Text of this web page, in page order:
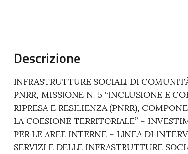
Descrizione
INFRASTRUTTURE SOCIALI DI
PNRR, MISSIONE N. 5 “INCLUSIONE E
RIPRESA E RESILIENZA (PNRR),
LA COESIONE TERRITORIALE” –
PER LE AREE INTERNE – LINEA DI
SERVIZI E DELLE INFRASTRUTTURE